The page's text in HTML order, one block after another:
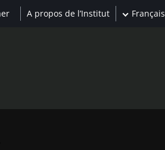
A propos de l’Institut Français